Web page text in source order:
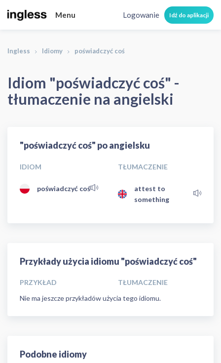
Menu Logowanie Idź do aplikacji
Ingless Idiomy poświadczyć coś
Idiom "poświadczyć coś" -
tłumaczenie na angielski
"poświadczyć coś" po angielsku
IDIOM TŁUMACZENIE
poświadczyć coś
attest to
something
Przykłady użycia idiomu "poświadczyć coś"
PRZYKŁAD
TŁUMACZENIE
Nie ma jeszcze przykładów użycia tego idiomu.
Podobne idiomy